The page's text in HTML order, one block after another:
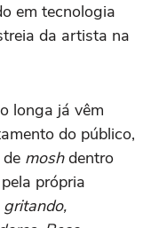
em tecnologia
da artista na
longa já vêm
do público,
moshdentro
própria
gritando,